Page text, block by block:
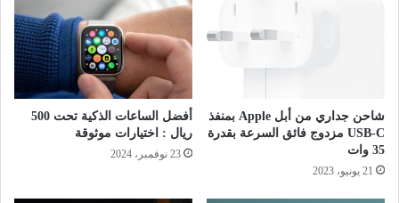
شاحن جداري من أبل Apple بمنفذ
USB-C مزدوج فائق السرعة بقدرة
35 وات ​​​​​
21 يونيو، 2023
أفضل الساعات الذكية تحت 500
ريال : اختيارات موثوقة
23 نوفمبر، 2024